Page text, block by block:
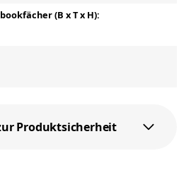
(B x T x H):
Produktsicherheit